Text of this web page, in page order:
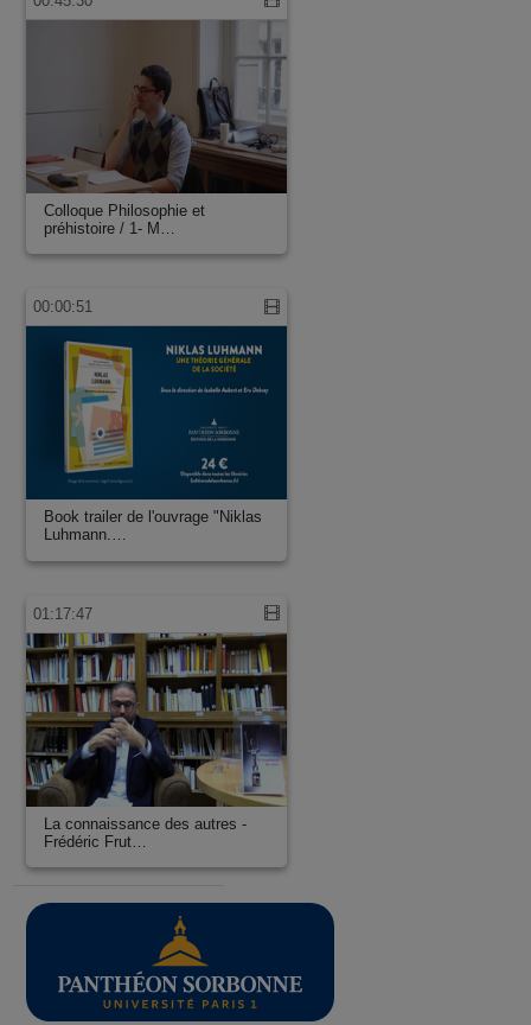
Colloque Philosophie et
préhistoire / 1- M…
00:00:51
Book trailer de l'ouvrage "Niklas
Luhmann.…
01:17:47
La connaissance des autres -
Frédéric Frut…